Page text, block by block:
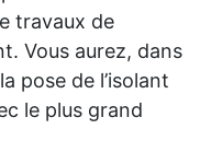
travaux de
Vous aurez, dans
pose de l’isolant
le plus grand